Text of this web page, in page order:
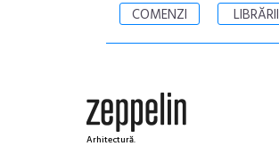
COMENZI
LIBRĂRII
Arhitectură.